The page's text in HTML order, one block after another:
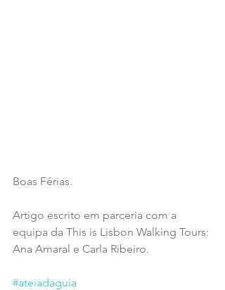
Boas Férias.
Artigo escrito em parceria com a
equipa da This is Lisbon Walking Tours:
Ana Amaral e Carla Ribeiro.
#ateiadaguia